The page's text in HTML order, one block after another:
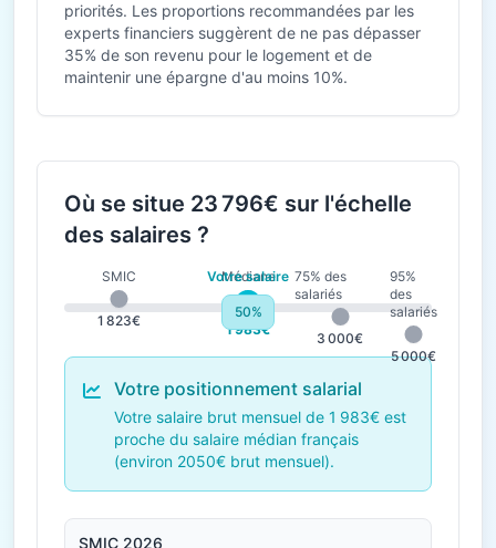
priorités. Les proportions recommandées par les
experts financiers suggèrent de ne pas dépasser
35% de son revenu pour le logement et de
maintenir une épargne d'au moins 10%.
Où se situe 23 796€ sur l'échelle
des salaires ?
SMIC
1 823€
Médiane
2 050€
75% des
salariés
3 000€
95%
des
salariés
5 000€
Votre salaire
1 983€
50%
Votre positionnement salarial
Votre salaire brut mensuel de 1 983€ est
proche du salaire médian français
(environ 2050€ brut mensuel).
SMIC 2026